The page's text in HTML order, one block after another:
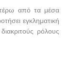
από τα μέσα
εγκληματική
ρόλους